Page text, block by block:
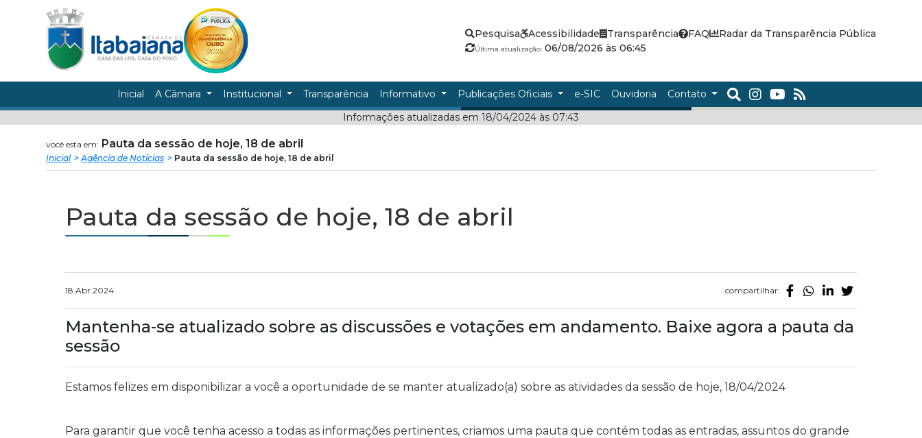
conteudo
Câmara
Municipal
de
Itabaiana
Pesquisa Acessibilidade Transparência FAQ Radar da Transparência Pública
Última atualização:06/08/2026 às 06:45
Inicial A Câmara Institucional Transparência Informativo Publicações Oficiais e-SIC Ouvidoria
Contato
Informações atualizadas em 18/04/2024 às 07:43
você esta em: Pauta da sessão de hoje, 18 de abril
Inicial Agência de Notícias Pauta da sessão de hoje, 18 de abril
Pauta da sessão de hoje, 18 de abril
18.Abr.2024 compartilhar:
Mantenha-se atualizado sobre as discussões e votações em andamento. Baixe agora a pauta da
sessão
Estamos felizes em disponibilizar a você a oportunidade de se manter atualizado(a) sobre as atividades da sessão de hoje, 18/04/2024
Para garantir que você tenha acesso a todas as informações pertinentes, criamos uma pauta que contém todas as entradas, assuntos do grande